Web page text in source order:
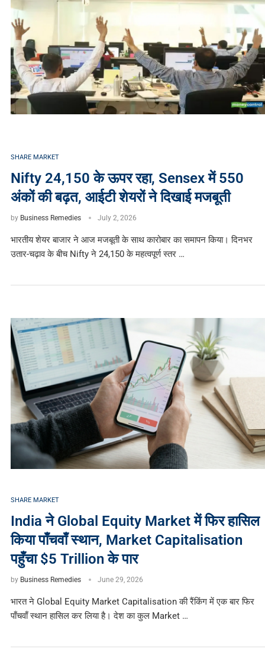
SHARE MARKET
Nifty 24,150 के ऊपर रहा, Sensex में 550
अंकों की बढ़त, आईटी शेयरों ने दिखाई मजबूती
by Business Remedies July 2, 2026
भारतीय शेयर बाजार ने आज मजबूती के साथ कारोबार का समापन किया। दिनभर
उतार-चढ़ाव के बीच Nifty ने 24,150 के महत्वपूर्ण स्तर …
SHARE MARKET
India ने Global Equity Market में फिर हासिल
किया पाँचवाँ स्थान, Market Capitalisation
पहुँचा $5 Trillion के पार
by Business Remedies June 29, 2026
भारत ने Global Equity Market Capitalisation की रैंकिंग में एक बार फिर
पाँचवाँ स्थान हासिल कर लिया है। देश का कुल Market …